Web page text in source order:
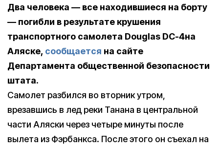
Два человека — все находившиеся на борту
— погибли в результате крушения
транспортного самолета Douglas DC-4на
Аляске, сообщается на сайте
Департамента общественной безопасности
штата.
Самолет разбился во вторник утром,
врезавшись в лед реки Танана в центральной
части Аляски через четыре минуты после
вылета из Фэрбанкса. После этого он съехал на